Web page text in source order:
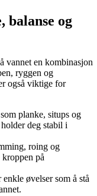
balanse og
vannet en kombinasjon
ryggen og
også viktige for
planke, situps og
deg stabil i
roing og
på
øvelser som å stå